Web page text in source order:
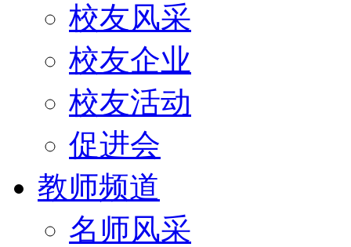
校友风采
校友企业
校友活动
促进会
教师频道
名师风采